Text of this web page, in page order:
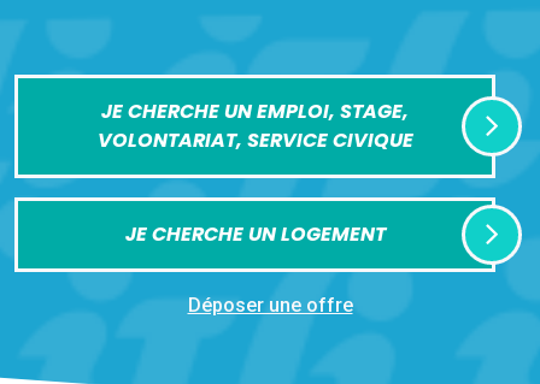
JE CHERCHE UN EMPLOI, STAGE,
VOLONTARIAT, SERVICE CIVIQUE
JE CHERCHE UN LOGEMENT
Déposer une offre